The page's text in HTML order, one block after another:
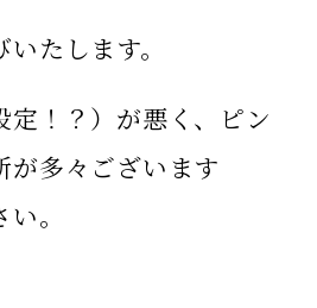
たします。
定！？）が悪く、ピン
が多々ございます
。